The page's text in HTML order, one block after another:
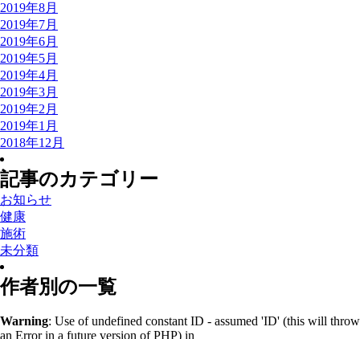
2019年8月
2019年7月
2019年6月
2019年5月
2019年4月
2019年3月
2019年2月
2019年1月
2018年12月
記事のカテゴリー
お知らせ
健康
施術
未分類
作者別の一覧
Warning: Use of undefined constant ID - assumed 'ID' (this will throw
an Error in a future version of PHP) in